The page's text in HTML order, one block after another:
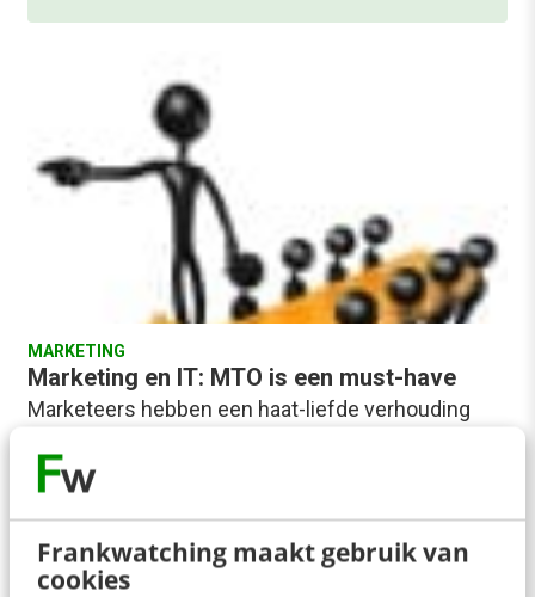
Frankwatching maakt gebruik van
cookies
MARKETING
Marketing en IT: MTO is een must-have
Marketeers hebben een haat-liefde verhouding
er wel een slag naar slaan.…
Reint Jan Holterman· 14 jaar geleden